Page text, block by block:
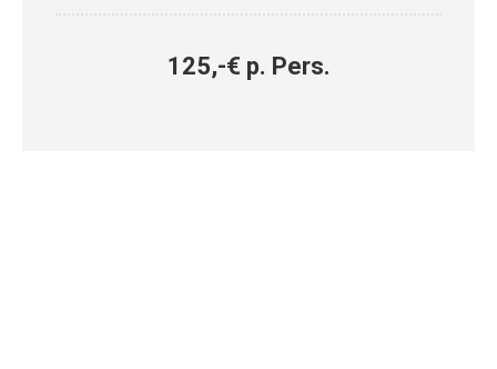
125,-€ p. Pers.